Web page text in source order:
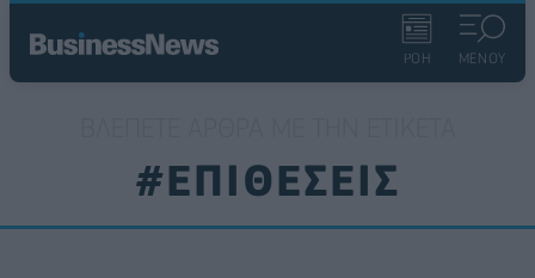
ΡΟΗ ΜΕΝΟΥ
#ΕΠΙΘΕΣΕΙΣ